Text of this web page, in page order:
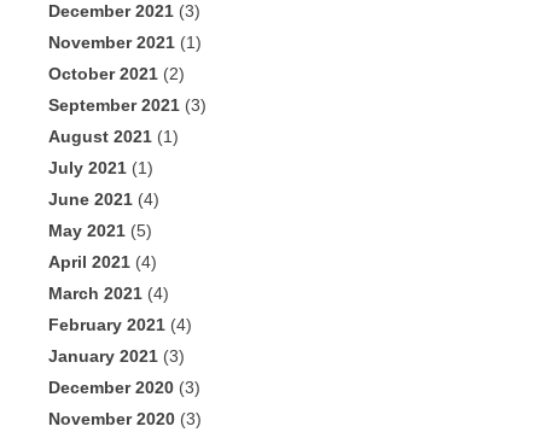
December 2021 (3)
November 2021 (1)
October 2021 (2)
September 2021 (3)
August 2021 (1)
July 2021 (1)
June 2021 (4)
May 2021 (5)
April 2021 (4)
March 2021 (4)
February 2021 (4)
January 2021 (3)
December 2020 (3)
November 2020 (3)